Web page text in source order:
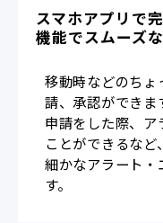
スマホアプリで
機能でスムーズ
移動時などのちょ
請、承認ができま
申請をした際、ア
ことができるな
細かなアラート・
す。